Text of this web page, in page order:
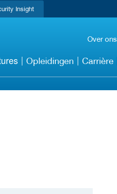
Insight
Over ons
Opleidingen Carrière